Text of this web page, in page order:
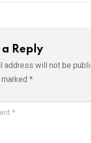
a Reply
address will not be
*